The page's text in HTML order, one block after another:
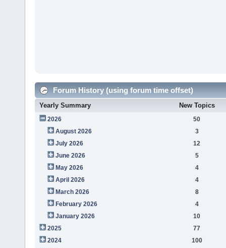
Forum History (using forum time offset)
Yearly Summary New Topics
2026
50
August 2026
3
July 2026
12
June 2026
5
May 2026
4
April 2026
4
March 2026
8
February 2026
4
January 2026
10
2025
77
2024
100